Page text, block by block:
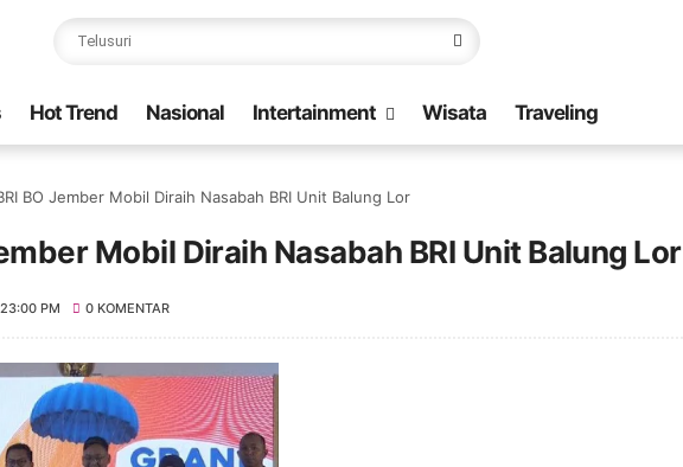
Hot Trend Nasional Intertainment Wisata Traveling
BO Jember Mobil Diraih Nasabah BRI Unit Balung Lor
Mobil Diraih Nasabah BRI Unit Balung Lor
PM 0 KOMENTAR